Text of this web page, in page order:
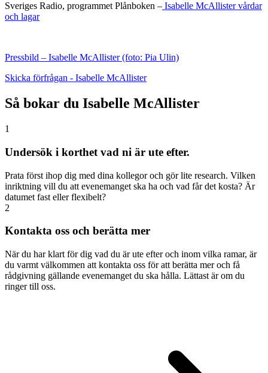
Sveriges Radio, programmet Plånboken – Isabelle McAllister vårdar
och lagar
Pressbild – Isabelle McAllister (foto: Pia Ulin)
Skicka förfrågan - Isabelle McAllister
Så bokar du Isabelle McAllister
1
Undersök i korthet vad ni är ute efter.
Prata först ihop dig med dina kollegor och gör lite research. Vilken
inriktning vill du att evenemanget ska ha och vad får det kosta? Är
datumet fast eller flexibelt?
2
Kontakta oss och berätta mer
När du har klart för dig vad du är ute efter och inom vilka ramar, är
du varmt välkommen att kontakta oss för att berätta mer och få
rådgivning gällande evenemanget du ska hålla. Lättast är om du
ringer till oss.